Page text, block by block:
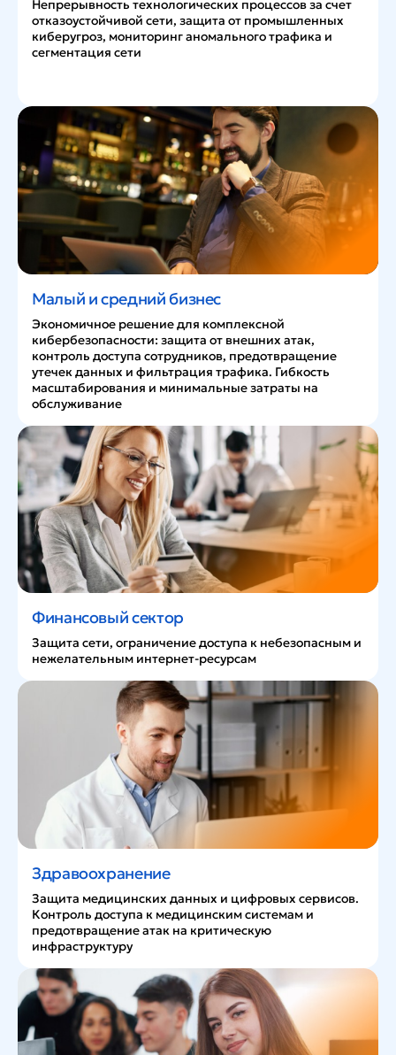
Непрерывность технологических процессов за счет
отказоустойчивой сети, защита от промышленных
киберугроз, мониторинг аномального трафика и
сегментация сети
Малый и средний бизнес
Экономичное решение для комплексной
кибербезопасности: защита от внешних атак,
контроль доступа сотрудников, предотвращение
утечек данных и фильтрация трафика. Гибкость
масштабирования и минимальные затраты на
обслуживание
Финансовый сектор
Защита сети, ограничение доступа к небезопасным и
нежелательным интернет-ресурсам
Здравоохранение
Защита медицинских данных и цифровых сервисов.
Контроль доступа к медицинским системам и
предотвращение атак на критическую
инфраструктуру